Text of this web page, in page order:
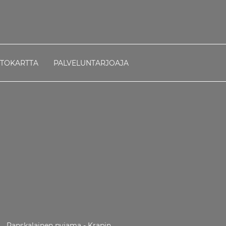
PALVELUNTARJOAJA